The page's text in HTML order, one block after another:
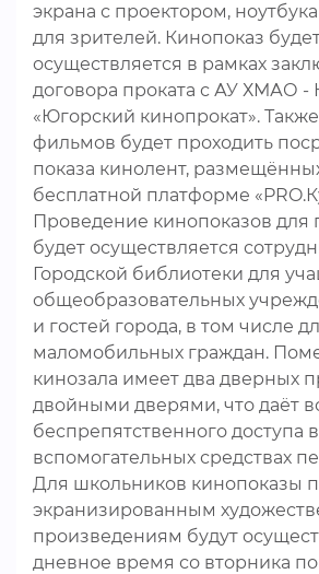
экрана с проектором,
для зрителей. Кинопоказ
осуществляется в рамках
договора проката с АУ ХМАО -
«Югорский кинопрокат».
фильмов будет проходить
показа кинолент,
бесплатной платформе
Проведение кинопоказов для
будет осуществляется
Городской библиотеки для
общеобразовательных
и гостей города, в том числе
маломобильных граждан.
кинозала имеет два дверных
двойными дверями, что даёт
беспрепятственного доступа
вспомогательных средствах
Для школьников кинопоказы
экранизированным
произведениям будут
дневное время со вторника